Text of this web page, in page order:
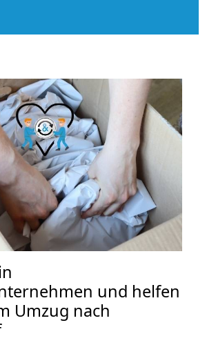
und helfen
Umzug nach